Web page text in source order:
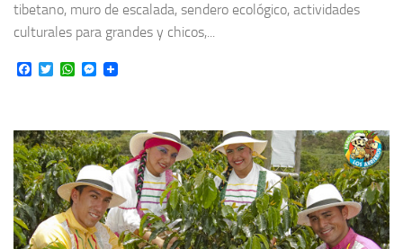
tibetano, muro de escalada, sendero ecológico, actividades
culturales para grandes y chicos,...
Facebook
TwitterWhatsApp
Messenger